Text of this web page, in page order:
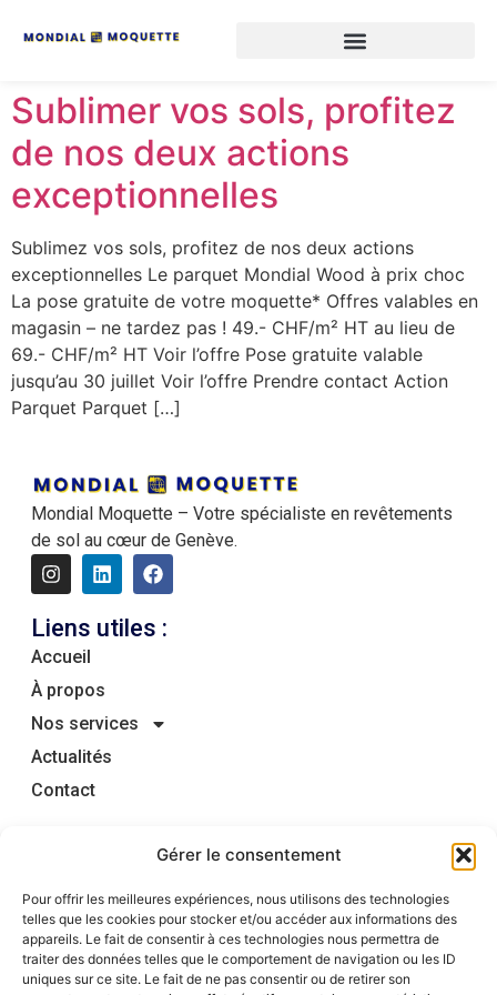
Gérer le consentement
Pour offrir les meilleures expériences, nous utilisons des technologies
telles que les cookies pour stocker et/ou accéder aux informations des
appareils. Le fait de consentir à ces technologies nous permettra de
traiter des données telles que le comportement de navigation ou les ID
uniques sur ce site. Le fait de ne pas consentir ou de retirer son
Sublimer vos sols, profitez
de nos deux actions
exceptionnelles
Sublimez vos sols, profitez de nos deux actions
exceptionnelles Le parquet Mondial Wood à prix choc
La pose gratuite de votre moquette* Offres valables en
magasin – ne tardez pas ! 49.- CHF/m² HT au lieu de
69.- CHF/m² HT Voir l’offre Pose gratuite valable
jusqu’au 30 juillet Voir l’offre Prendre contact Action
Parquet Parquet […]
Mondial Moquette – Votre spécialiste en revêtements
de sol au cœur de Genève.
Liens utiles :
Accueil
À propos
Nos services
Actualités
Contact
Horaires d'ouverture :
Lundi au vendredi : 08:00 - 12:00 et 13:00 – 18:00
Samedi : 09:00 - 12:00
Nous contacter :
Rue de Lausanne 63-65